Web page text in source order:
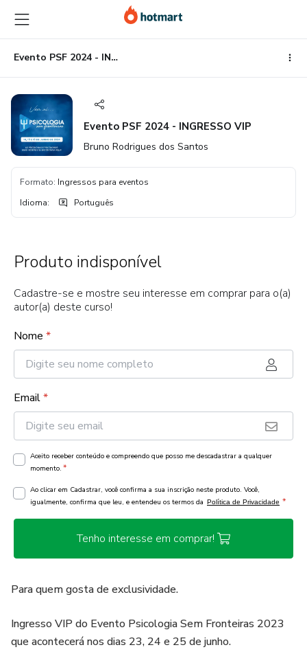
para
o
conteúdo
principal
para
o
pagamento
para
o
rodapé
Evento PSF 2024 - INGRESSO VIP
Evento PSF 2024 - INGRESSO VIP
Bruno Rodrigues dos Santos
Formato: Ingressos para eventos
Idioma: Português
Produto indisponível
Cadastre-se e mostre seu interesse em comprar para o(a)
autor(a) deste curso!
Nome *
Email*
Aceito receber conteúdo e compreendo que posso me descadastrar a qualquer
momento. *
Ao clicar em Cadastrar, você confirma a sua inscrição neste produto. Você,
igualmente, confirma que leu, e entendeu os termos da Política de Privacidade *
Tenho interesse em comprar!
Para quem gosta de exclusividade.
Ingresso VIP do Evento Psicologia Sem Fronteiras 2023
que acontecerá nos dias 23, 24 e 25 de junho.